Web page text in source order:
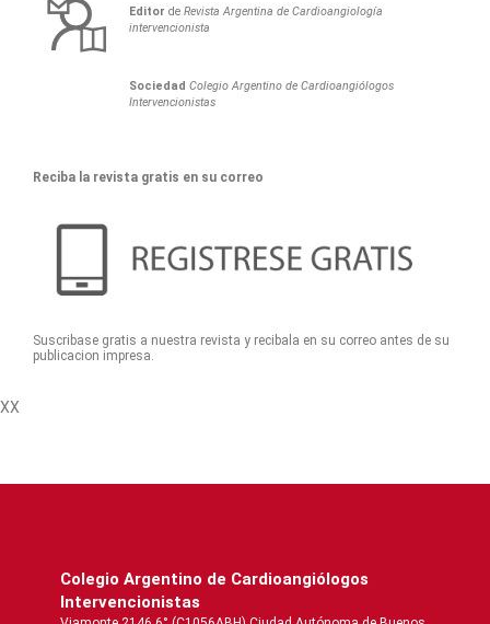
Editor deRevista Argentina de Cardioangiología
intervencionista
Sociedad Colegio Argentino de Cardioangiólogos
Intervencionistas
Reciba la revista gratis en su correo
Suscribase gratis a nuestra revista y recibala en su correo antes de su
publicacion impresa.
XX
Colegio Argentino de Cardioangiólogos
Intervencionistas